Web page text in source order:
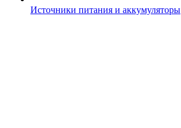
Источники питания и аккумуляторы